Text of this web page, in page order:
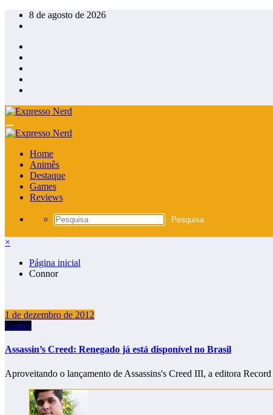
Pular
para
conteúdo
8 de agosto de 2026
Home
Animês
Destaque
Games
Reviews
×
Página inicial
Connor
1 de dezembro de 2012
Games
Assassin’s Creed: Renegado já está disponível no Brasil
Aproveitando o lançamento de Assassins's Creed III, a editora